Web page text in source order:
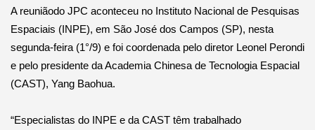
A reuniãodo JPC aconteceu no Instituto Nacional de Pesquisas
Espaciais (INPE), em São José dos Campos (SP), nesta
segunda-feira (1°/9) e foi coordenada pelo diretor Leonel Perondi
e pelo presidente da Academia Chinesa de Tecnologia Espacial
(CAST), Yang Baohua.
“Especialistas do INPE e da CAST têm trabalhado